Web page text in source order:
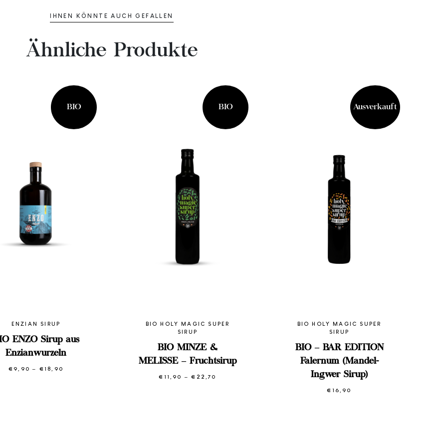
IHNEN KÖNNTE AUCH GEFALLEN
Ähnliche Produkte
BIO
ENZIAN SIRUP
ENZO Sirup aus
Enzianwurzeln
€ 9,90 – € 18,90
BIO
BIO HOLY MAGIC SUPER
SIRUP
BIO MINZE &
MELISSE – Fruchtsirup
€ 11,90 –€ 22,70
Ausverkauft
BIO HOLY MAGIC SUPER
SIRUP
BIO – BAR EDITION
Falernum (Mandel-
Ingwer Sirup)
€ 16,90